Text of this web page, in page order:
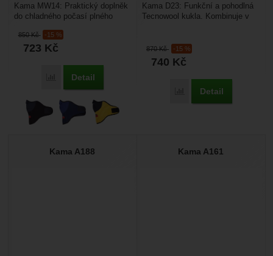
850Kč -15 %
723 Kč
Porovnat
Detail
Kama MW14: Praktický doplněk
do chladného počasí plného
větruodolné masce...
870Kč -15 %
740 Kč
Porovnat
Detail
Kama D23: Funkční a pohodlná
Tecnowool kukla. Kombinuje v
Kama A188 Kama A161